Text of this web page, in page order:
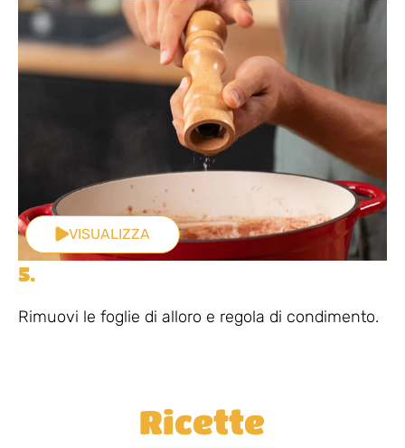
VISUALIZZA
5.
Rimuovi le foglie di alloro e regola di condimento.
Ricette